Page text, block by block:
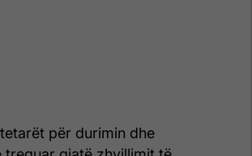
për durimin dhe